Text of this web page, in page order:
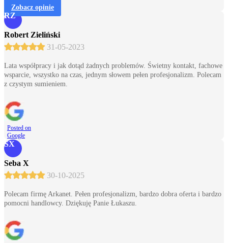
Zobacz opinie
RZ
Robert Zieliński
31-05-2023
Lata współpracy i jak dotąd żadnych problemów. Świetny kontakt, fachowe
wsparcie, wszystko na czas, jednym słowem pełen profesjonalizm. Polecam
z czystym sumieniem.
Posted on
Google
SX
Seba X
30-10-2025
Polecam firmę Arkanet. Pełen profesjonalizm, bardzo dobra oferta i bardzo
pomocni handlowcy. Dziękuję Panie Łukaszu.